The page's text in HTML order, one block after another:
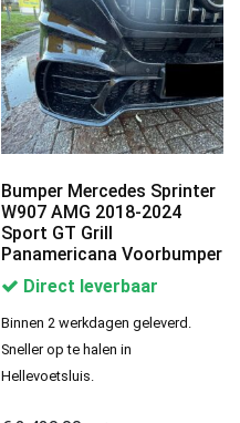
Bumper Mercedes Sprinter
W907 AMG 2018-2024
Sport GT Grill
Panamericana Voorbumper
Direct leverbaar
Binnen 2 werkdagen geleverd.
Sneller op te halen in
Hellevoetsluis.